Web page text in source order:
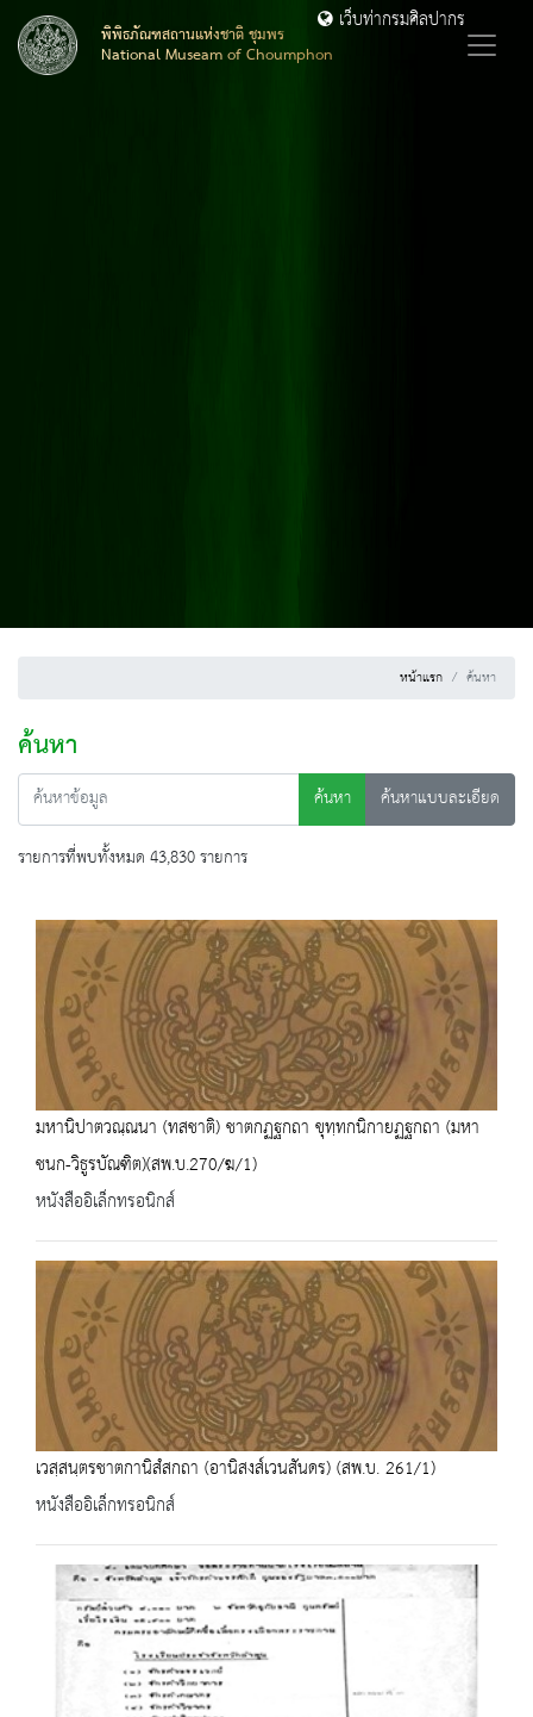
พิพิธภัณฑสถานแห่งชาติ ชุมพร
National Museam of Choumphon
เว็บท่ากรมศิลปากร
หน้าแรก ค้นหา
ค้นหา
ค้นหา
ค้นหาแบบละเอียด
รายการที่พบทั้งหมด 43,830 รายการ
มหานิปาตวณฺณนา (ทสชาติ) ชาตกฏฐกถา ขุทฺทกนิกายฏฐกถา (มหา
ชนก-วิธูรบัณฑิต)(สพ.บ.270/ฆ/1)
หนังสืออิเล็กทรอนิกส์
เวสฺสนฺตรชาตกานิสํสกถา (อานิสงส์เวนสันดร) (สพ.บ. 261/1)
หนังสืออิเล็กทรอนิกส์